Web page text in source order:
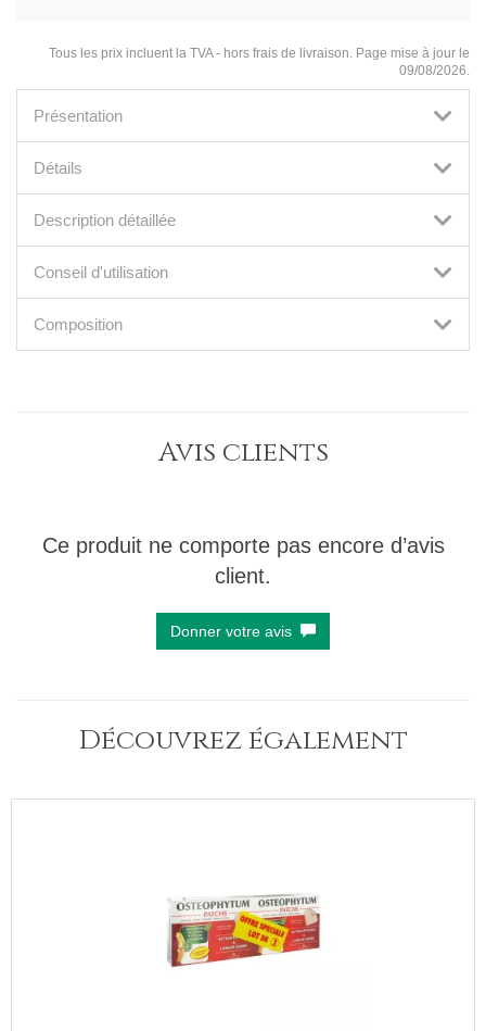
Tous les prix incluent la TVA - hors frais de livraison. Page mise à jour le
09/08/2026.
Présentation
Détails
Description détaillée
Conseil d'utilisation
Composition
Avis clients
Ce produit ne comporte pas encore d’avis
client.
Donner votre avis
Découvrez également